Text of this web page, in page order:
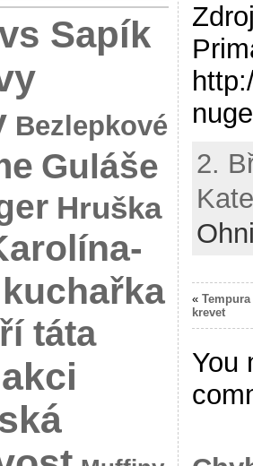
Sapík
Bezlepkové
Guláše
Hruška
táta
2.
«
krevet
You